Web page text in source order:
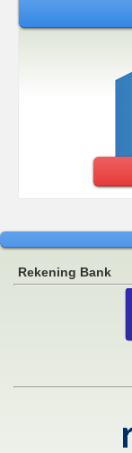
Rekening Bank